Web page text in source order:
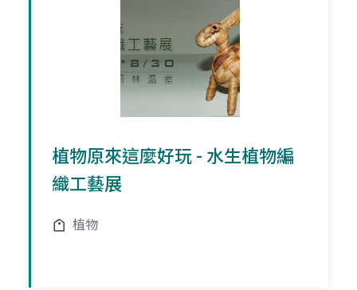
植物原來這麼好玩 - 水生植物編
織工藝展
植物